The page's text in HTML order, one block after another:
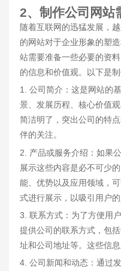
2、制作公司网站
随着互联网的迅猛发展，
的网站对于企业形象的塑
站需要准备一些必要的资
的信息和价值观。以下是
1. 公司简介：这是网站的
景、发展历程、核心价值
简洁明了，突出公司的特
伴的关注。
2. 产品或服务介绍：如果
展示这些内容是必不可少
能、优势以及应用领域，
式进行展示，以吸引用户的
3. 联系方式：为了方便用
提供公司的联系方式，包
址和公司地址等。这些信
4. 公司新闻和动态：通过